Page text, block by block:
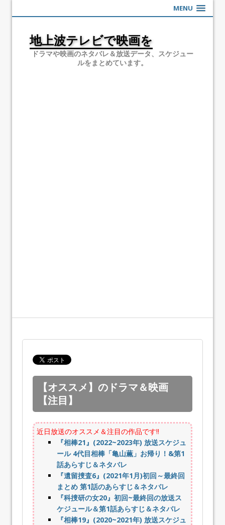
MENU
地上波テレビで映画を
ドラマや映画のネタバレ＆放送データ、スケジュー
ルをまとめています。
【オススメ】のドラマ＆映画
【注目】
近日放送のオススメ＆注目の作品です!!
『相棒21』(2022~2023年) 放送スケジュ
ール 4代目相棒「亀山薫」お帰り！&第1
話あらすじ＆ネタバレ
『遺留捜査6』(2021年1月)初回～最終回
まとめ 第1話のあらすじ＆ネタバレ
『科捜研の女20』初回~最終回の放送ス
ケジュール＆第1話あらすじ＆ネタバレ
『相棒19』(2020~2021年) 放送スケジュ